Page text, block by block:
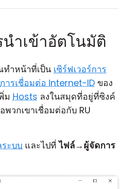
ำเข้าอัตโนมัติ
ทำหน้าที่เป็น เซิร์ฟเวอร์การ
การเชื่อมต่อ Internet-ID ของ
ม Hosts ลงในสมุดที่อยู่ที่ซิงค์
วกเขาเชื่อมต่อกับ RU
ะบบ และไปที่ไฟล์→ผู้จัดการ